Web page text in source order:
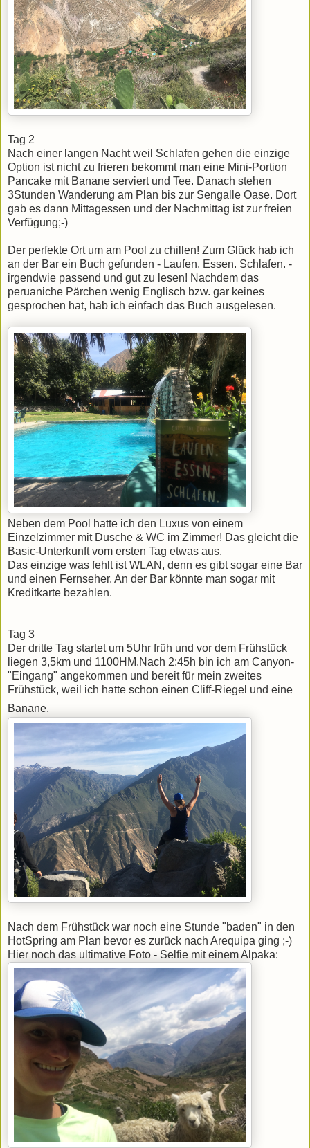
Tag 2
Nach einer langen Nacht weil Schlafen gehen die einzige
Option ist nicht zu frieren bekommt man eine Mini-Portion
Pancake mit Banane serviert und Tee. Danach stehen
3Stunden Wanderung am Plan bis zur Sengalle Oase. Dort
gab es dann Mittagessen und der Nachmittag ist zur freien
Verfügung;-)
Der perfekte Ort um am Pool zu chillen! Zum Glück hab ich
an der Bar ein Buch gefunden - Laufen. Essen. Schlafen. -
irgendwie passend und gut zu lesen! Nachdem das
peruaniche Pärchen wenig Englisch bzw. gar keines
gesprochen hat, hab ich einfach das Buch ausgelesen.
Neben dem Pool hatte ich den Luxus von einem
Einzelzimmer mit Dusche & WC im Zimmer! Das gleicht die
Basic-Unterkunft vom ersten Tag etwas aus.
Das einzige was fehlt ist WLAN, denn es gibt sogar eine Bar
und einen Fernseher. An der Bar könnte man sogar mit
Kreditkarte bezahlen.
Tag 3
Der dritte Tag startet um 5Uhr früh und vor dem Frühstück
liegen 3,5km und 1100HM.Nach 2:45h bin ich am Canyon-
"Eingang" angekommen und bereit für mein zweites
Frühstück, weil ich hatte schon einen Cliff-Riegel und eine
Banane.
Nach dem Frühstück war noch eine Stunde "baden" in den
HotSpring am Plan bevor es zurück nach Arequipa ging ;-)
Hier noch das ultimative Foto - Selfie mit einem Alpaka: